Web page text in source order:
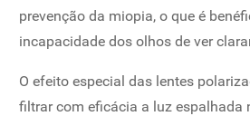
prevenção da miopia, o que é
incapacidade dos olhos de ver
O efeito especial das lentes
filtrar com eficácia a luz espalhada